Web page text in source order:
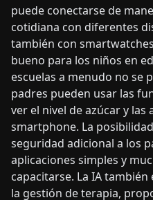
puede conectarse de
cotidiana con diferentes
también con
bueno para los niños en
escuelas a menudo no se
padres pueden usar las
ver el nivel de azúcar y las
smartphone. La
seguridad adicional a los
aplicaciones simples y
capacitarse. La IA
la gestión de terapia,